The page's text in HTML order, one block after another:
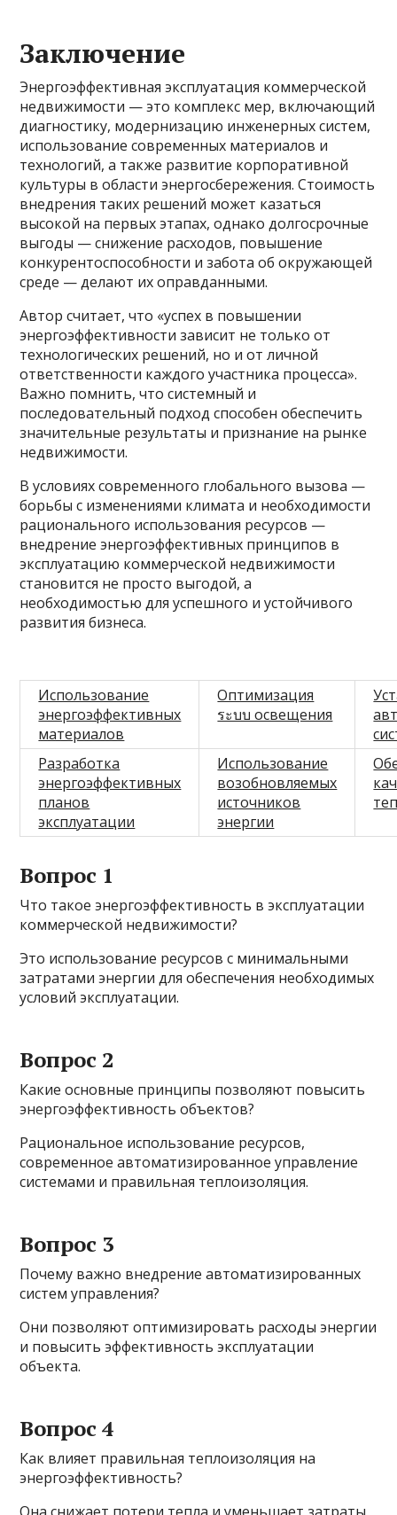
Заключение
Энергоэффективная эксплуатация коммерческой
недвижимости — это комплекс мер, включающий
диагностику, модернизацию инженерных систем,
использование современных материалов и
технологий, а также развитие корпоративной
культуры в области энергосбережения. Стоимость
внедрения таких решений может казаться
высокой на первых этапах, однако долгосрочные
выгоды — снижение расходов, повышение
конкурентоспособности и забота об окружающей
среде — делают их оправданными.
Автор считает, что «успех в повышении
энергоэффективности зависит не только от
технологических решений, но и от личной
ответственности каждого участника процесса».
Важно помнить, что системный и
последовательный подход способен обеспечить
значительные результаты и признание на рынке
недвижимости.
В условиях современного глобального вызова —
борьбы с изменениями климата и необходимости
рационального использования ресурсов —
внедрение энергоэффективных принципов в
эксплуатацию коммерческой недвижимости
становится не просто выгодой, а
необходимостью для успешного и устойчивого
развития бизнеса.
Использование
энергоэффективных
материалов
Оптимизация
ระบบ освещения
Разработка
энергоэффективных
планов
эксплуатации
Использование
возобновляемых
источников
энергии
Вопрос 1
Что такое энергоэффективность в эксплуатации
коммерческой недвижимости?
Это использование ресурсов с минимальными
затратами энергии для обеспечения необходимых
условий эксплуатации.
Вопрос 2
Какие основные принципы позволяют повысить
энергоэффективность объектов?
Рациональное использование ресурсов,
современное автоматизированное управление
системами и правильная теплоизоляция.
Вопрос 3
Почему важно внедрение автоматизированных
систем управления?
Они позволяют оптимизировать расходы энергии
и повысить эффективность эксплуатации
объекта.
Вопрос 4
Как влияет правильная теплоизоляция на
энергоэффективность?